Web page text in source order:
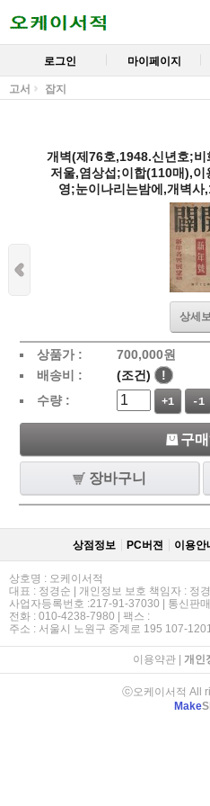
로그인 마이페이지
고서 잡지
개벽(제76호,1948.신년호;
저울,염상섭;이합(110매),
영;눈이나리는밤에,개벽
상세
상품가 : 700,000원
배송비 :
(조건)
!
수량 :
+1 -1
구매
장바구니
상점정보 PC버젼 이용안
상호명 : 오케이서적
대표 : 정경순 | 개인정보 보호 책임자 : 정
사업자등록번호 :217-91-37030 | 통신판
전화 : 010-4238-7980 | 팩스 :
주소 : 서울시 노원구 중계로 195 107-
이용약관| 개인
ⓒ오케이서적 All
Make